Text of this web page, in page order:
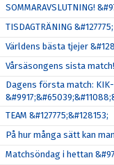
SOMMARAVSLUTNING!
TISDAGTRÄNING &#127775;
Världens bästa tjejer
Vårsäsongens sista
Dagens första match:
TEAM &#127775;&#128153;
På hur många sätt kan
Matchsöndag i hettan